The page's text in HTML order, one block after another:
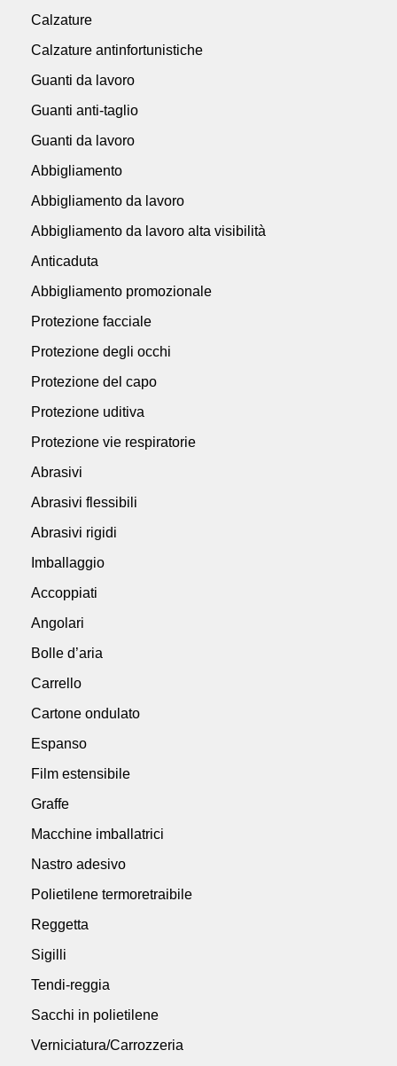
Calzature
Calzature antinfortunistiche
Guanti da lavoro
Guanti anti-taglio
Guanti da lavoro
Abbigliamento
Abbigliamento da lavoro
Abbigliamento da lavoro alta visibilità
Anticaduta
Abbigliamento promozionale
Protezione facciale
Protezione degli occhi
Protezione del capo
Protezione uditiva
Protezione vie respiratorie
Abrasivi
Abrasivi flessibili
Abrasivi rigidi
Imballaggio
Accoppiati
Angolari
Bolle d’aria
Carrello
Cartone ondulato
Espanso
Film estensibile
Graffe
Macchine imballatrici
Nastro adesivo
Polietilene termoretraibile
Reggetta
Sigilli
Tendi-reggia
Sacchi in polietilene
Verniciatura/Carrozzeria